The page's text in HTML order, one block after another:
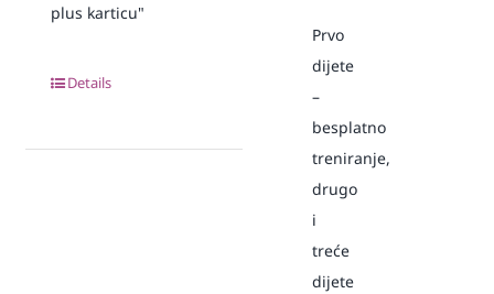
plus karticu"
Details
Prvo
dijete
–
besplatno
treniranje,
drugo
i
treće
dijete